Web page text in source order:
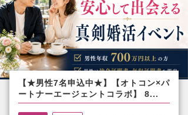
【★男性7名申込中★】【オトコン×パ
ートナーエージェントコラボ】 8...